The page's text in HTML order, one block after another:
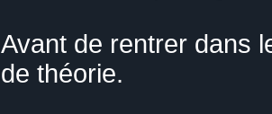
Avant de rentrer dans
de théorie.